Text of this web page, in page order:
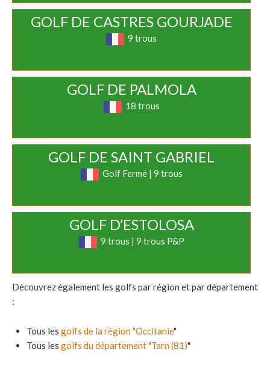
GOLF DE CASTRES GOURJADE
9 trous
GOLF DE PALMOLA
18 trous
GOLF DE SAINT GABRIEL
Golf Fermé | 9 trous
GOLF D’ESTOLOSA
9 trous | 9 trous P&P
Découvrez également les golfs par région et par département
:
Tous les golfs de la région "Occitanie"
Tous les golfs du département "Tarn (81)"